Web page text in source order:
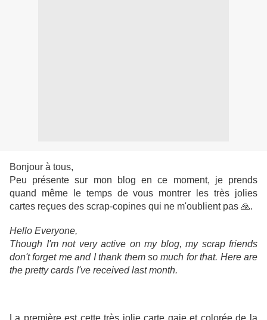
Bonjour à tous,
Peu présente sur mon blog en ce moment, je prends
quand même le temps de vous montrer les très jolies
cartes reçues des scrap-copines qui ne m'oublient pas 🙏.
Hello Everyone,
Though I'm not very active on my blog, my scrap friends
don't forget me and I thank them so much for that. Here are
the pretty cards I've received last month.